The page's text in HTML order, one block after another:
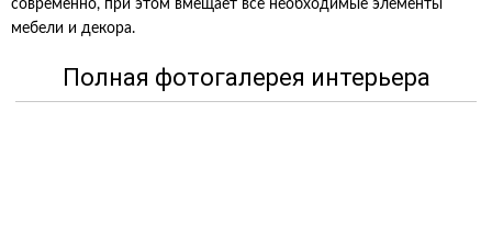
современно, при этом вмещает все необходимые элементы
мебели и декора.
Полная фотогалерея интерьера